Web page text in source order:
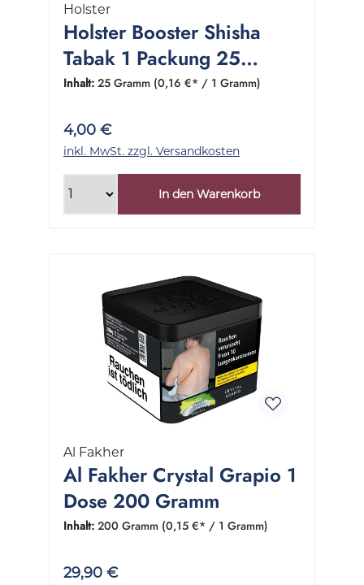
Holster
Holster Booster Shisha
Tabak 1 Packung 25
Gramm
Inhalt: 25 Gramm (0,16 €* / 1 Gramm)
4,00 €
inkl. MwSt. zzgl. Versandkosten
In den Warenkorb
Al Fakher
Al Fakher Crystal Grapio 1
Dose 200 Gramm
Inhalt: 200 Gramm (0,15 €* / 1 Gramm)
29,90 €